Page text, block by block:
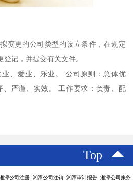
变更的公司类型的设立条件，在规定
记，并提交有关文件。
、爱业、乐业。 公司原则：总体优
、严谨、实效。 工作要求：负责、配
Top
潭公司注册 湘潭公司注销 湘潭审计报告 湘潭公司账务